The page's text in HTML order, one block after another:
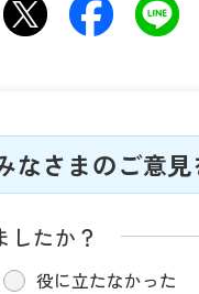
なさまのご意
たか？
役に立たなかった